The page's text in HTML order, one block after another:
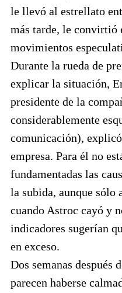
le llevó al estrellato
más tarde, le convirtió
movimientos
Durante la rueda de
explicar la situación,
presidente de la
considerablemente
comunicación),
empresa. Para él no
fundamentadas las
la subida, aunque sólo
cuando Astroc cayó y
indicadores sugerían
en exceso.
Dos semanas después
parecen haberse